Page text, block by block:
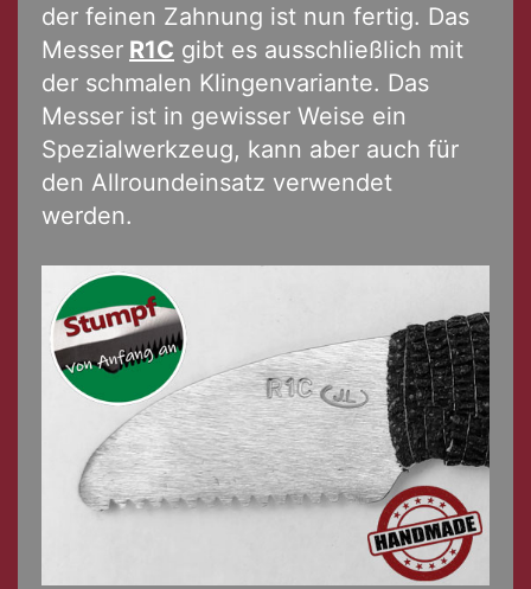
der feinen Zahnung ist nun fertig. Das
Messer R1C gibt es ausschließlich mit
der schmalen Klingenvariante. Das
Messer ist in gewisser Weise ein
Spezialwerkzeug, kann aber auch für
den Allroundeinsatz verwendet
werden.